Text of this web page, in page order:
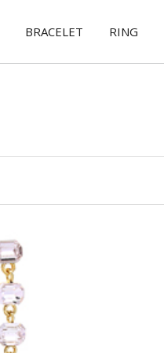
BRACELET RING